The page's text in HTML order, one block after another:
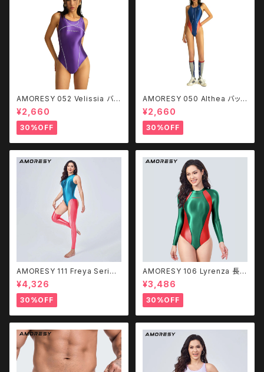
AMORESY 052 Velissia バッ
クレス水着
¥2,660
30%OFF
AMORESY 050 Althea バック
レス水着
¥2,660
30%OFF
AMORESY 111 Freya Series
フロントジップカットアウトキャッ
トスーツ
¥4,326
30%OFF
AMORESY 106 Lyrenza 長袖
水着 レオタード
¥3,486
30%OFF